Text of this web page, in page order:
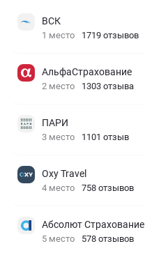
ВСК
1 место 1719 отзывов
АльфаСтрахование
2 место 1303 отзыва
ПАРИ
3 место 1101 отзыв
Oxy Travel
4 место 758 отзывов
Абсолют Страхование
5 место 578 отзывов